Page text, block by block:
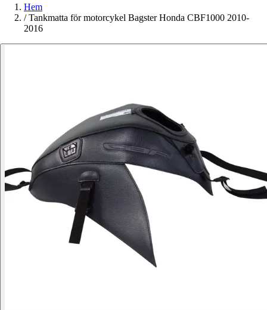
Hem
/ Tankmatta för motorcykel Bagster Honda CBF1000 2010-
2016